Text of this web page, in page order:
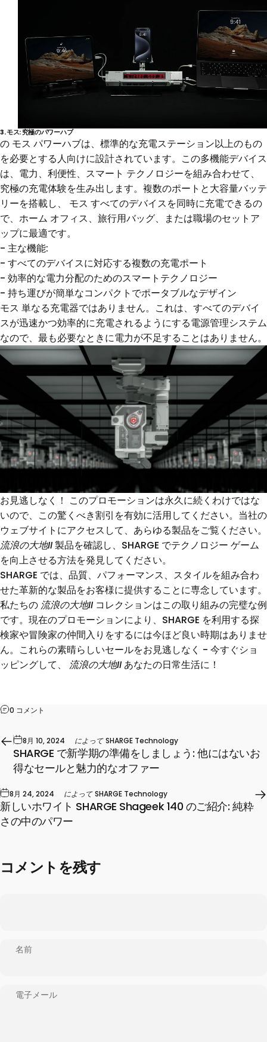
3.モス: 究極のパワーハブ
の モス パワーハブは、標準的な充電ステーション以上のもの
を必要とする人向けに設計されています。この多機能デバイス
は、電力、利便性、スマート テクノロジーを組み合わせて、
究極の充電体験を生み出します。複数のポートと大容量バッテ
リーを搭載し、 モス すべてのデバイスを同時に充電できるの
で、ホーム オフィス、旅行用バッグ、または職場のセットア
ップに最適です。
- 主な機能:
- すべてのデバイスに対応する複数の充電ポート
- 効率的な電力分配のためのスマートテクノロジー
- 持ち運びが簡単なコンパクトでポータブルなデザイン
モス 単なる充電器ではありません。これは、すべてのデバイ
スが迅速かつ効率的に充電されるようにする電源管理システム
なので、最も必要なときに電力が不足することはありません。
お見逃しなく！ このプロモーションは永久に続くわけではな
いので、この驚くべき割引を有効に活用してください。当社の
ウェブサイトにアクセスして、あらゆる製品をご覧ください。
流浪の大地II製品を確認し、SHARGE でテクノロジー ゲーム
を向上させる方法を発見してください。
SHARGE では、品質、パフォーマンス、スタイルを組み合わ
せた革新的な製品をお客様に提供することに専念しています。
私たちの 流浪の大地II コレクションはこの取り組みの完璧な例
です。現在のプロモーションにより、SHARGE を利用する探
検家や冒険家の仲間入りをするには今ほど良い時期はありませ
ん。これらの素晴らしいセールをお見逃しなく - 今すぐショ
ッピングして、 流浪の大地II あなたの日常生活に！
0 コメント
8月 10, 2024 によってSHARGE Technology
SHARGE で新学期の準備をしましょう: 他にはないお
得なセールと魅力的なオファー
8月 24, 2024 によってSHARGE Technology
新しいホワイト SHARGE Shageek 140 のご紹介: 純粋
さの中のパワー
コメントを残す
名前
電子メール